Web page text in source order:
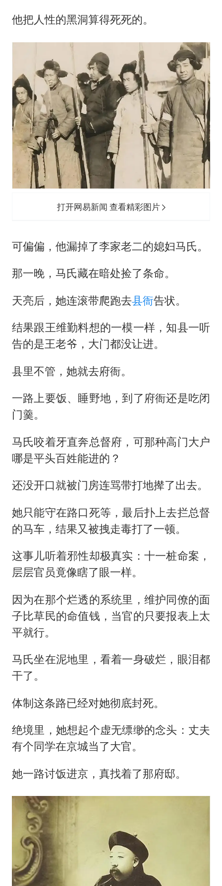
他把人性的黑洞算得死死的。
打开网易新闻 查看精彩图片
可偏偏，他漏掉了李家老二的媳妇马氏。
那一晚，马氏藏在暗处捡了条命。
天亮后，她连滚带爬跑去县衙告状。
结果跟王维勤料想的一模一样，知县一听
告的是王老爷，大门都没让进。
县里不管，她就去府衙。
一路上要饭、睡野地，到了府衙还是吃闭
门羹。
马氏咬着牙直奔总督府，可那种高门大户
哪是平头百姓能进的？
还没开口就被门房连骂带打地撵了出去。
她只能守在路口死等，最后扑上去拦总督
的马车，结果又被拽走毒打了一顿。
这事儿听着邪性却极真实：十一桩命案，
层层官员竟像瞎了眼一样。
因为在那个烂透的系统里，维护同僚的面
子比草民的命值钱，当官的只要报表上太
平就行。
马氏坐在泥地里，看着一身破烂，眼泪都
干了。
体制这条路已经对她彻底封死。
绝境里，她想起个虚无缥缈的念头：丈夫
有个同学在京城当了大官。
她一路讨饭进京，真找着了那府邸。